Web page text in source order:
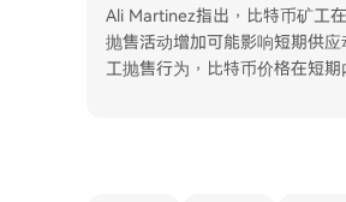
Ali Martinez指出，比特币矿工
抛售活动增加可能影响短期供
工抛售行为，比特币价格在短